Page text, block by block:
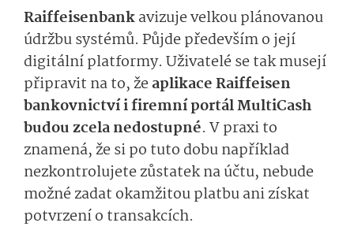
Raiffeisenbankavizuje velkou plánovanou
údržbu systémů. Půjde především o její
digitální platformy. Uživatelé se tak musejí
připravit na to, žeaplikace Raiffeisen
bankovnictví i firemní portál MultiCash
budou zcela nedostupné. V praxi to
znamená, že si po tuto dobu například
nezkontrolujete zůstatek na účtu, nebude
možné zadat okamžitou platbu ani získat
potvrzení o transakcích.